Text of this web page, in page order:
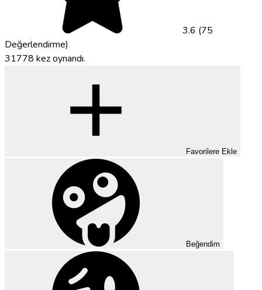
3.6 (75
Değerlendirme)
31778 kez oynandı.
Favorilere Ekle
Beğendim